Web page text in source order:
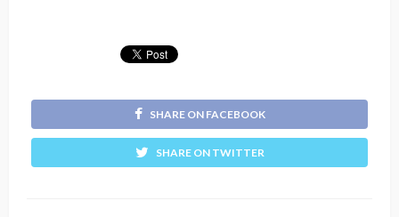
SHARE ON FACEBOOK
SHARE ON TWITTER